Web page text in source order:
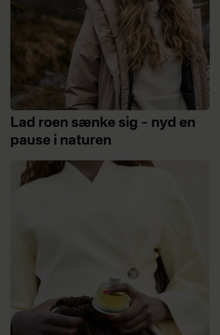
Lad roen sænke sig – nyd en
pause i naturen